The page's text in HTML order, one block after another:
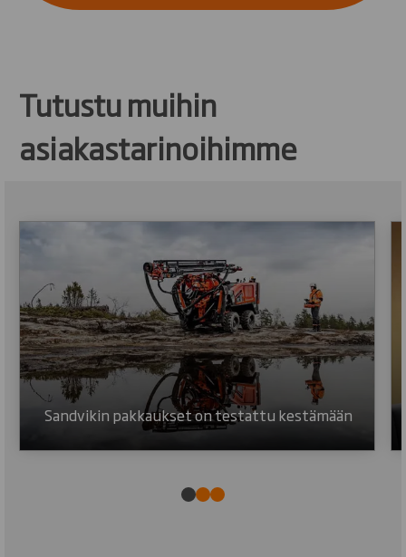
Tutustu muihin
asiakastarinoihimme
Sandvikin pakkaukset on testattu kestämään